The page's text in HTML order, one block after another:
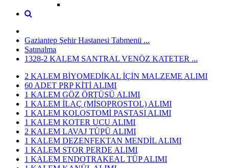
Gaziantep Şehir Hastanesi Tabmenü ...
Satınalma
1328-2 KALEM SANTRAL VENÖZ KATETER ...
2 KALEM BİYOMEDİKAL İÇİN MALZEME ALIMI
60 ADET PRP KİTİ ALIMI
1 KALEM GÖZ ÖRTÜSÜ ALIMI
1 KALEM İLAÇ (MİSOPROSTOL) ALIMI
1 KALEM KOLOSTOMİ PASTASI ALIMI
1 KALEM KOTER UCU ALIMI
2 KALEM LAVAJ TÜPÜ ALIMI
1 KALEM DEZENFEKTAN MENDİL ALIMI
1 KALEM STOR PERDE ALIMI
1 KALEM ENDOTRAKEAL TÜP ALIMI